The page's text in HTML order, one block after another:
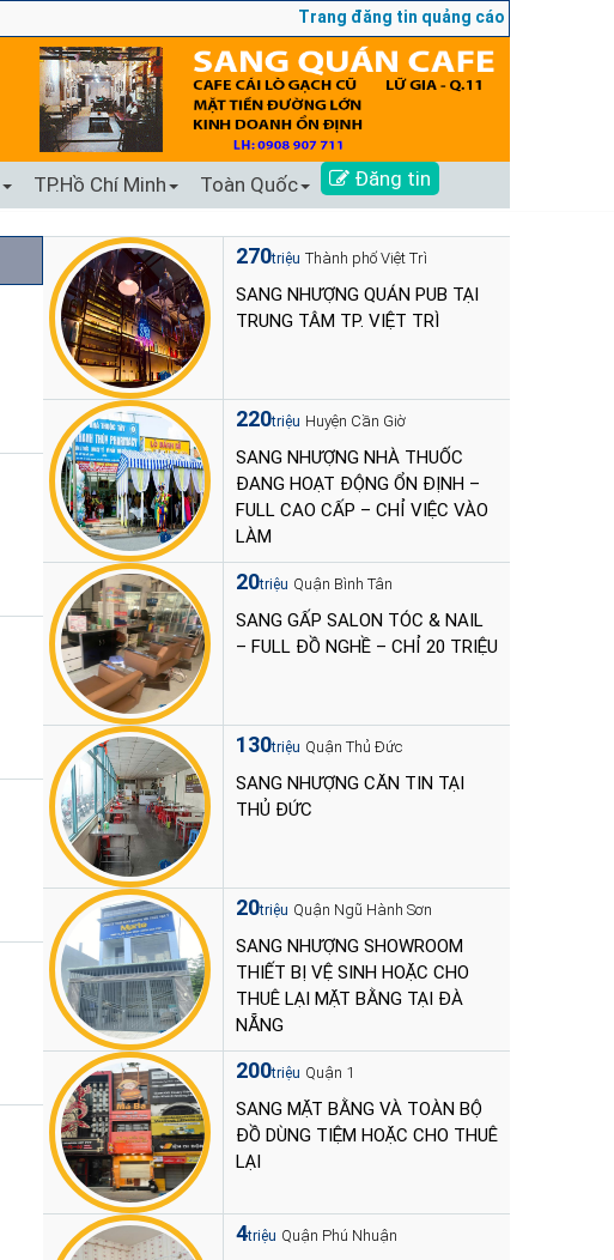
Trang đăng tin quảng cáo sang nhượng số 1
TP.Hồ Chí Minh Toàn Quốc Đăng tin
270triệu Thành phố Việt Trì
SANG NHƯỢNG QUÁN PUB TẠI
TRUNG TÂM TP. VIỆT TRÌ
220triệu Huyện Cần Giờ
SANG NHƯỢNG NHÀ THUỐC
ĐANG HOẠT ĐỘNG ỔN ĐỊNH –
FULL CAO CẤP – CHỈ VIỆC VÀO
LÀM
20triệu Quận Bình Tân
SANG GẤP SALON TÓC & NAIL
– FULL ĐỒ NGHỀ – CHỈ 20 TRIỆU
130triệu Quận Thủ Đức
SANG NHƯỢNG CĂN TIN TẠI
THỦ ĐỨC
20triệu Quận Ngũ Hành Sơn
SANG NHƯỢNG SHOWROOM
THIẾT BỊ VỆ SINH HOẶC CHO
THUÊ LẠI MẶT BẰNG TẠI ĐÀ
NẴNG
200triệu Quận 1
SANG MẶT BẰNG VÀ TOÀN BỘ
ĐỒ DÙNG TIỆM HOẶC CHO THUÊ
LẠI
4triệu Quận Phú Nhuận